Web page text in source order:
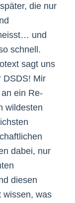
die nur
und
schnell.
sagt uns
DSDS! Mir
ein Re-
wildesten
dabei, nur
diesen
was